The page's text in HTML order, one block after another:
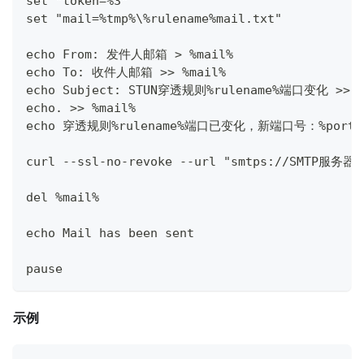
set "mail=%tmp%\%rulename%mail.txt"
echo From: 发件人邮箱 > %mail%
echo To: 收件人邮箱 >> %mail%
echo Subject: STUN穿透规则%rulename%端口变化 >>
echo. >> %mail%
echo 穿透规则%rulename%端口已变化，新端口号：
curl --ssl-no-revoke --url "smtps://SMTP服务器地
del %mail%
echo Mail has been sent
pause
示例